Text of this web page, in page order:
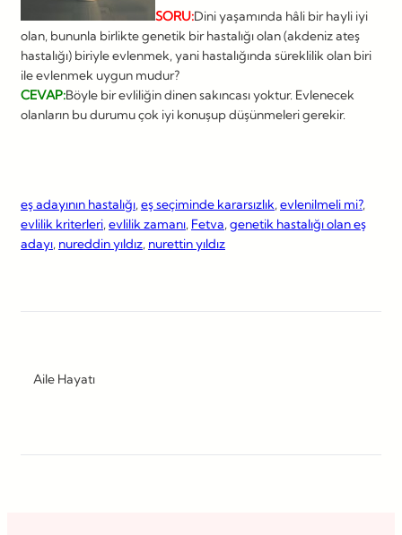
SORU:Dini yaşamında hâli bir hayli iyi
olan, bununla birlikte genetik bir hastalığı olan (akdeniz ateş
hastalığı) biriyle evlenmek, yani hastalığında süreklilik olan biri
ile evlenmek uygun mudur?
CEVAP:Böyle bir evliliğin dinen sakıncası yoktur. Evlenecek
olanların bu durumu çok iyi konuşup düşünmeleri gerekir.
eş adayının hastalığı, eş seçiminde kararsızlık, evlenilmeli mi?
evlilik kriterleri, evlilik zamanı, Fetva, genetik hastalığı olan eş
adayı, nureddin yıldız, nurettin yıldız
Aile Hayatı